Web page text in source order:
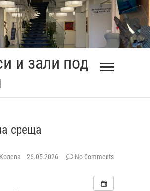
и зали под
среща
26.05.2026 No Comments